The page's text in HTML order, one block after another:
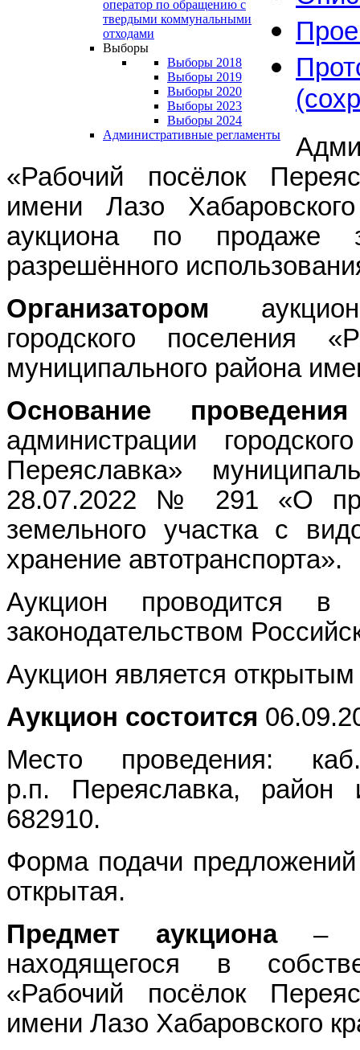
оператор по обращению с
твердыми коммунальными
отходами
Выборы
Выборы 2018
Выборы 2019
Выборы 2020
Выборы 2023
Выборы 2024
Административные регламенты
«Рабочий посёлок
имени Лазо
аукциона по продаже
разрешённого
Организатором
городского поселения
муниципального района
Основание
администрации
Переяславка»
28.07.2022 № 291 «О
земельного участка с
хранение автотранспорта».
Аукцион проводится в
законодательством
Аукцион является открытым
Аукцион состоится
Место проведения:
р.п. Переяславка, район
682910.
Форма подачи
открытая.
Предмет аукциона
–
находящегося в
«Рабочий посёлок
имени Лазо Хабаровского